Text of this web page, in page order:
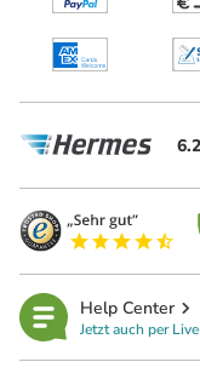
Help Center
Jetzt auch per